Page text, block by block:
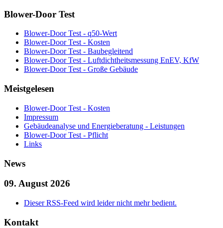
Blower-Door Test
Blower-Door Test - q50-Wert
Blower-Door Test - Kosten
Blower-Door Test - Baubegleitend
Blower-Door Test - Luftdichtheitsmessung EnEV, KfW
Blower-Door Test - Große Gebäude
Meistgelesen
Blower-Door Test - Kosten
Impressum
Gebäudeanalyse und Energieberatung - Leistungen
Blower-Door Test - Pflicht
Links
News
09. August 2026
Dieser RSS-Feed wird leider nicht mehr bedient.
Kontakt